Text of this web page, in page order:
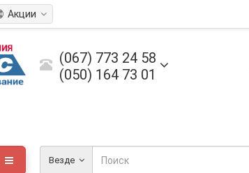
Акции
(067) 773 24 58
(050) 164 73 01
Везде